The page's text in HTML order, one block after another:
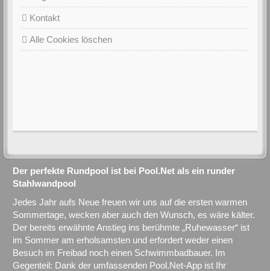
Kontakt
Alle Cookies löschen
Der perfekte Rundpool ist bei Pool.Net als ein runder
Stahlwandpool
Jedes Jahr aufs Neue freuen wir uns auf die ersten warmen
Sommertage, wecken aber auch den Wunsch, es wäre kälter.
Der bereits erwähnte Anstieg ins berühmte „Ruhewasser“ ist
im Sommer am erholsamsten und erfordert weder einen
Besuch im Freibad noch einen Schwimmbadbauer. Im
Gegenteil: Dank der umfassenden Pool.Net-App ist Ihr